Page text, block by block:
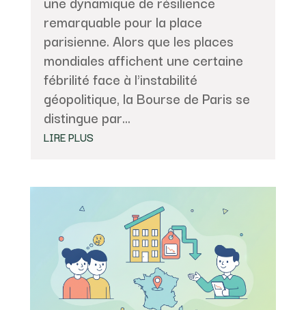
remarquable pour la place
parisienne. Alors que les places
mondiales affichent une certaine
fébrilité face à l'instabilité
géopolitique, la Bourse de Paris se
distingue par...
LIRE PLUS